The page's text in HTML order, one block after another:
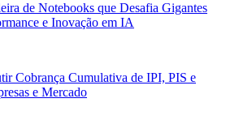
de Notebooks que Desafia Gigantes
e Inovação em IA
Cobrança Cumulativa de IPI, PIS e
e Mercado